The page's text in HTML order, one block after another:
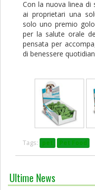
Con la nuova linea di
ai proprietari una
solo uno premio
per la salute orale
pensata per
di benessere
Tags: pet Pet Food
Ultime News